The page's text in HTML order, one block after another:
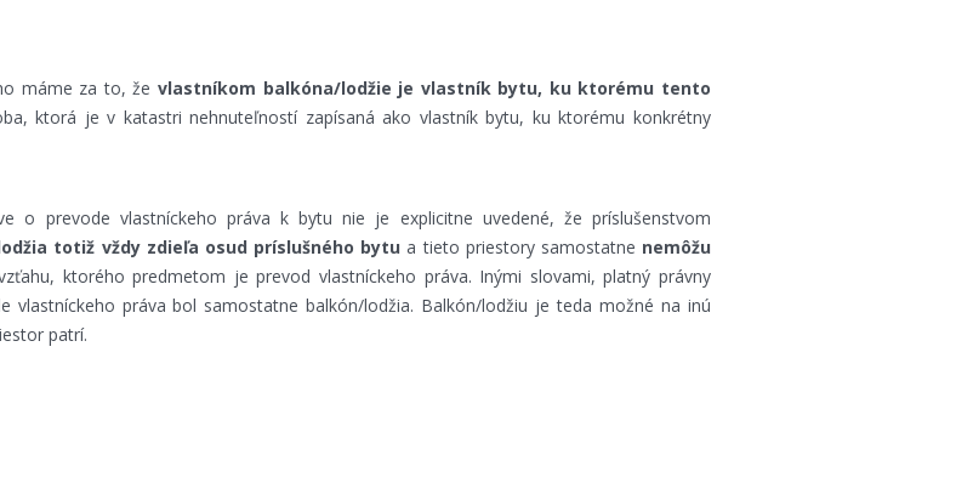
máme za to, že vlastníkom balkóna/lodžie je vlastník bytu, ku ktorému tento
ktorá je v katastri nehnuteľností zapísaná ako vlastník bytu, ku ktorému konkrétny
o prevode vlastníckeho práva k bytu nie je explicitne uvedené, že príslušenstvom
totiž vždy zdieľa osud príslušného bytu a tieto priestory samostatne nemôžu
ktorého predmetom je prevod vlastníckeho práva. Inými slovami, platný právny
práva bol samostatne balkón/lodžia. Balkón/lodžiu je teda možné na inú
patrí.